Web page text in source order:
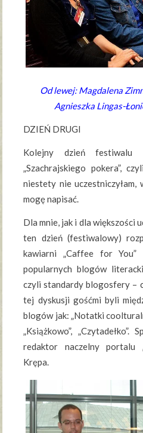
Od lewej: Magdalena
Agnieszka Lingas-
DZIEŃ DRUGI
Kolejny dzień festiwalu
„Szachrajskiego pokera”,
niestety nie
mogę napisać.
Dla mnie, jak i dla większości
ten dzień (festiwalowy)
kawiarni „Caffee for
popularnych blogów
czyli standardy blogosfery –
tej dyskusji gośćmi byli
blogów jak: „Notatki
„Książkowo”,
redaktor naczelny portalu
Krępa.